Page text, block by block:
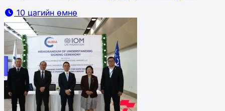
10 цагийн өмнө